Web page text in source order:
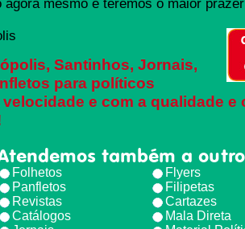
agora mesmo e teremos o maior
Santinhos, Jornais,
para políticos
e com a qualidade e
também a
Folhetos
Panfletos
Revistas
Catálogos
Flyers
Filipetas
Cartazes
Mala Direta